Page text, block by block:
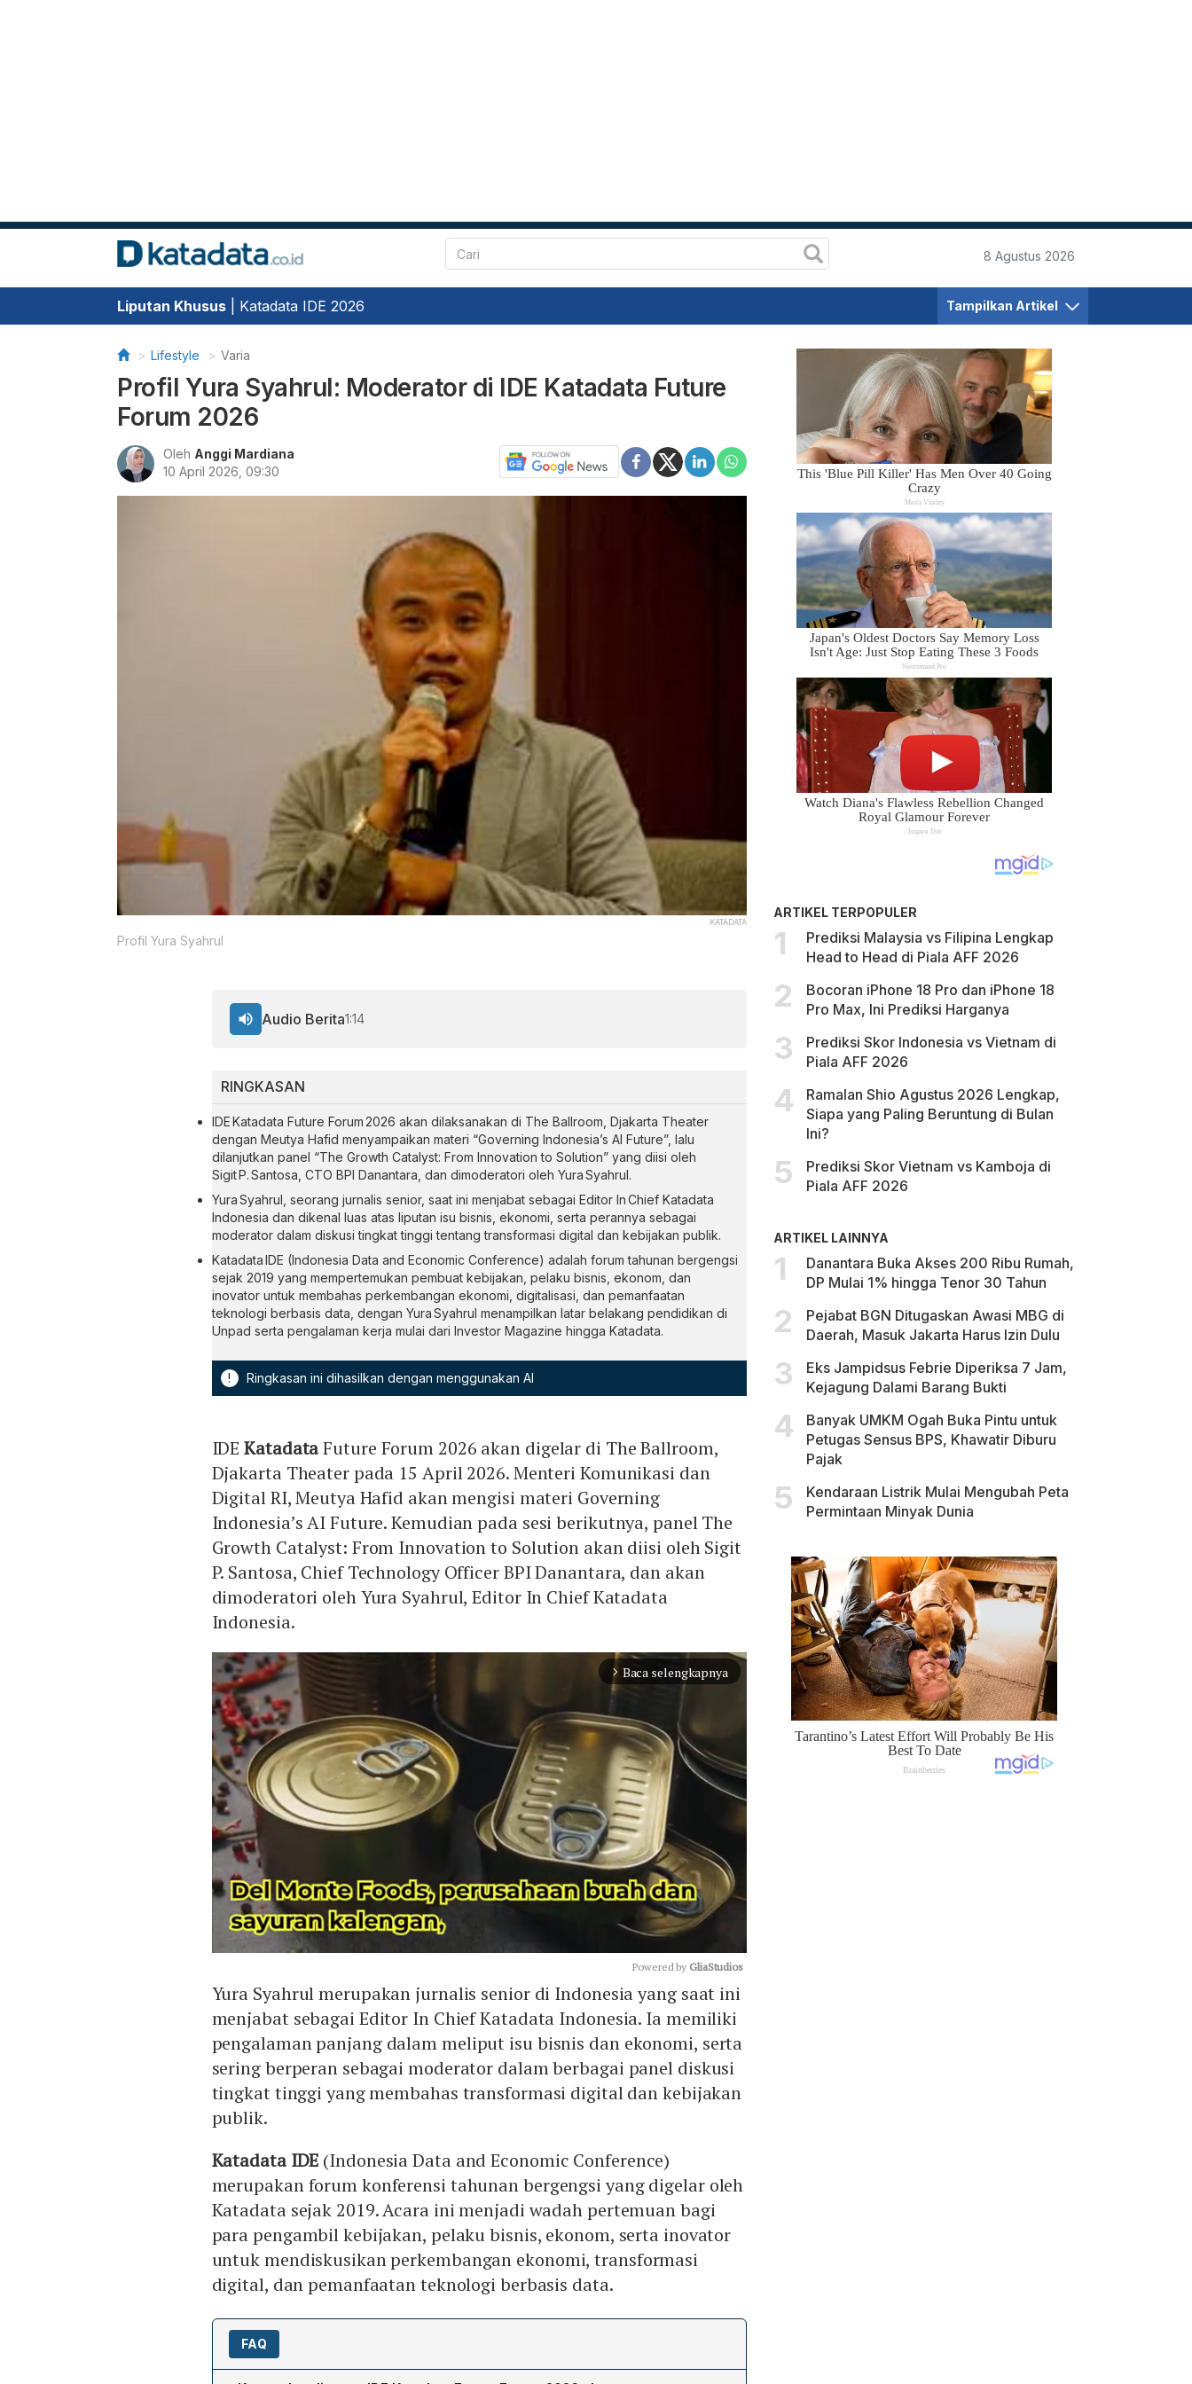
8 Agustus 2026
Liputan Khusus Katadata IDE 2026 Tampilkan Artikel
Lifestyle Varia
Profil Yura Syahrul: Moderator di IDE Katadata Future
Forum 2026
Oleh Anggi Mardiana
10 April 2026, 09:30
KATADATA
Profil Yura Syahrul
RINGKASAN
IDE Katadata Future Forum 2026 akan dilaksanakan di The Ballroom, Djakarta Theater
dengan Meutya Hafid menyampaikan materi “Governing Indonesia’s AI Future”, lalu
dilanjutkan panel “The Growth Catalyst: From Innovation to Solution” yang diisi oleh
Sigit P. Santosa, CTO BPI Danantara, dan dimoderatori oleh Yura Syahrul.
Yura Syahrul, seorang jurnalis senior, saat ini menjabat sebagai Editor In Chief Katadata
Indonesia dan dikenal luas atas liputan isu bisnis, ekonomi, serta perannya sebagai
moderator dalam diskusi tingkat tinggi tentang transformasi digital dan kebijakan publik.
Katadata IDE (Indonesia Data and Economic Conference) adalah forum tahunan bergengsi
sejak 2019 yang mempertemukan pembuat kebijakan, pelaku bisnis, ekonom, dan
inovator untuk membahas perkembangan ekonomi, digitalisasi, dan pemanfaatan
teknologi berbasis data, dengan Yura Syahrul menampilkan latar belakang pendidikan di
Unpad serta pengalaman kerja mulai dari Investor Magazine hingga Katadata.
! Ringkasan ini dihasilkan dengan menggunakan AI
Audio Berita1:14
IDEKatadataFuture Forum 2026 akan digelar di The Ballroom,
Djakarta Theater pada 15 April 2026. Menteri Komunikasi dan
Digital RI, Meutya Hafid akan mengisi materi Governing
Indonesia’s AI Future. Kemudian pada sesi berikutnya, panel The
Growth Catalyst: From Innovation to Solution akan diisi oleh Sigit
P. Santosa, Chief Technology Officer BPI Danantara, dan akan
dimoderatori oleh Yura Syahrul, Editor In Chief Katadata
Indonesia.
arrow_forward_ios Baca selengkapnya
Mute
Powered by GliaStudios
Yura Syahrul merupakan jurnalis senior di Indonesia yang saat ini
menjabat sebagai Editor In Chief Katadata Indonesia. Ia memiliki
pengalaman panjang dalam meliput isu bisnis dan ekonomi, serta
sering berperan sebagai moderator dalam berbagai panel diskusi
tingkat tinggi yang membahas transformasi digital dan kebijakan
publik.
Katadata IDE (Indonesia Data and Economic Conference)
merupakan forum konferensi tahunan bergengsi yang digelar oleh
Katadata sejak 2019. Acara ini menjadi wadah pertemuan bagi
para pengambil kebijakan, pelaku bisnis, ekonom, serta inovator
untuk mendiskusikan perkembangan ekonomi, transformasi
digital, dan pemanfaatan teknologi berbasis data.
FAQ
ARTIKEL TERPOPULER
Prediksi Malaysia vs Filipina Lengkap
Head to Head di Piala AFF 2026
Bocoran iPhone 18 Pro dan iPhone 18
Pro Max, Ini Prediksi Harganya
Prediksi Skor Indonesia vs Vietnam di
Piala AFF 2026
Ramalan Shio Agustus 2026 Lengkap,
Siapa yang Paling Beruntung di Bulan
Ini?
Prediksi Skor Vietnam vs Kamboja di
Piala AFF 2026
ARTIKEL LAINNYA
Danantara Buka Akses 200 Ribu Rumah,
DP Mulai 1% hingga Tenor 30 Tahun
Pejabat BGN Ditugaskan Awasi MBG di
Daerah, Masuk Jakarta Harus Izin Dulu
Eks Jampidsus Febrie Diperiksa 7 Jam,
Kejagung Dalami Barang Bukti
Banyak UMKM Ogah Buka Pintu untuk
Petugas Sensus BPS, Khawatir Diburu
Pajak
Kendaraan Listrik Mulai Mengubah Peta
Permintaan Minyak Dunia